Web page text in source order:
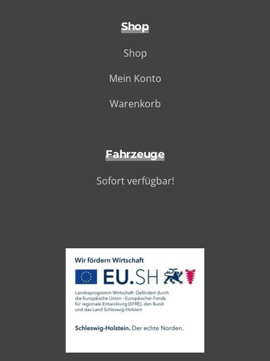
Shop
Shop
Mein Konto
Warenkorb
Fahrzeuge
Sofort verfügbar!